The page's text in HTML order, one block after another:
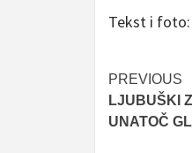
Tekst i foto:
Post
PREVIOUS
LJUBUŠKI
UNATOČ